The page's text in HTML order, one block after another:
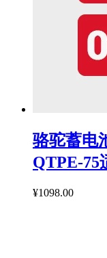
骆驼蓄电
QTPE-75
¥1098.00